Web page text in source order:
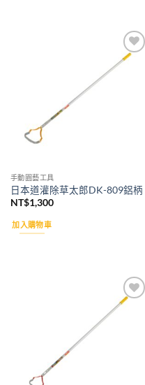
Add to
手動園藝工具
日本道灌除草太郎DK-809鋁柄
NT$1,300
加入購物車
Add to